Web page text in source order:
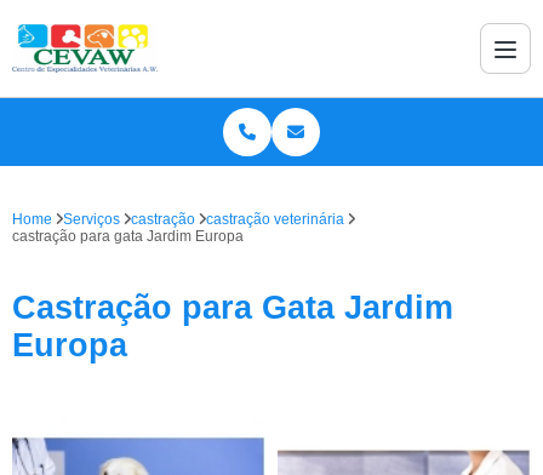
Home Serviços castração
castração veterinária
castração para gata Jardim Europa
Castração para Gata Jardim
Europa